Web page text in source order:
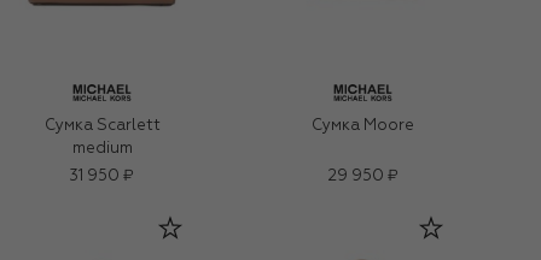
Сумка Scarlett
medium
31 950 ₽
Сумка Moore
29 950 ₽